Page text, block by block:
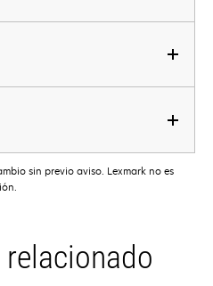
sin previo aviso. Lexmark no es